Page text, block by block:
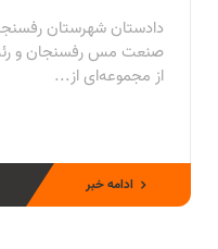
دادستان شهرستان
صنعت مس رفسنجان و
از مجموعه‌ای از...
ادامه خبر